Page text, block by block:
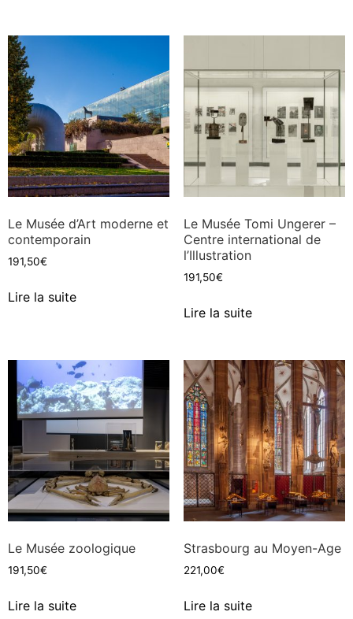
Le Musée d’Art moderne et
contemporain
191,50€
Lire la suite
Le Musée Tomi Ungerer –
Centre international de
l’Illustration
191,50€
Lire la suite
Le Musée zoologique
191,50€
Lire la suite
Strasbourg au Moyen-Age
221,00€
Lire la suite